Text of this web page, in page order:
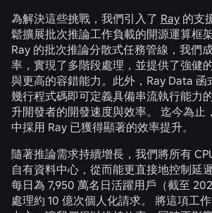
為解決這些挑戰，我們引入了 Ray 的支
鬆擴展批次推論工作負載的開源運算框
Ray 的批次推論分散式任務管線，我們
率，實現了多階段處理，並提供了強健
與更高的容錯能力。此外，Ray Data 函
幾行程式碼即可定義具備串流執行能力
升開發者的開發速度與效率。 迄今為止
中採用 Ray 已獲得顯著的效率提升。
隨著推論需求持續增長，我們將所有
自有資料中心，從而能更直接地控制延
每日為 7,950 萬名日活躍用戶（截至
處理約 10 億次個人化請求。 將這項工